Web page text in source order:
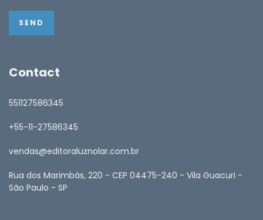
Contact
551127586345
+55-11-27586345
vendas@editoraluznolar.com.br
Rua dos Marimbás, 220 - CEP 04475-240 - Vila Guacuri -
São Paulo - SP